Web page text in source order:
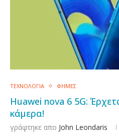
ΤΕΧΝΟΛΟΓΙΑ ΦΗΜΕΣ
Huawei nova 6 5G:
κάμερα!
γράφτηκε απο John Leondaris